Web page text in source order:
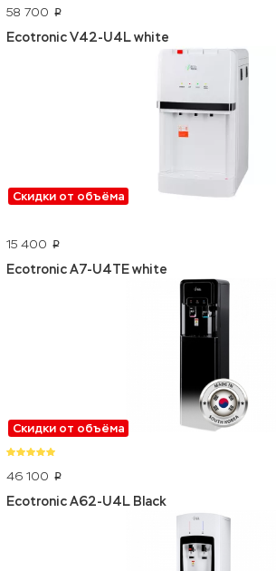
58 700 p
Ecotronic V42-U4L white
Скидки от объёма
15 400 p
Ecotronic A7-U4TE white
Скидки от объёма
46 100 p
Ecotronic A62-U4L Black